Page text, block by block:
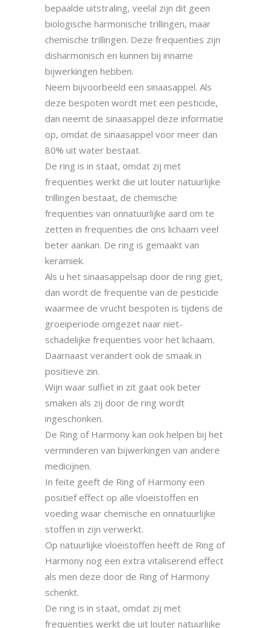
bepaalde uitstraling, veelal zijn dit geen
biologische harmonische trillingen, maar
chemische trillingen. Deze frequenties zijn
disharmonisch en kunnen bij inname
bijwerkingen hebben.
Neem bijvoorbeeld een sinaasappel. Als
deze bespoten wordt met een pesticide,
dan neemt de sinaasappel deze informatie
op, omdat de sinaasappel voor meer dan
80% uit water bestaat.
De ring is in staat, omdat zij met
frequenties werkt die uit louter natuurlijke
trillingen bestaat, de chemische
frequenties van onnatuurlijke aard om te
zetten in frequenties die ons lichaam veel
beter aankan. De ring is gemaakt van
keramiek.
Als u het sinaasappelsap door de ring giet,
dan wordt de frequentie van de pesticide
waarmee de vrucht bespoten is tijdens de
groeiperiode omgezet naar niet-
schadelijke frequenties voor het lichaam.
Daarnaast verandert ook de smaak in
positieve zin.
Wijn waar sulfiet in zit gaat ook beter
smaken als zij door de ring wordt
ingeschonken.
De Ring of Harmony kan ook helpen bij het
verminderen van bijwerkingen van andere
medicijnen.
In feite geeft de Ring of Harmony een
positief effect op alle vloeistoffen en
voeding waar chemische en onnatuurlijke
stoffen in zijn verwerkt.
Op natuurlijke vloeistoffen heeft de Ring of
Harmony nog een extra vitaliserend effect
als men deze door de Ring of Harmony
schenkt.
De ring is in staat, omdat zij met
frequenties werkt die uit louter natuurlijke